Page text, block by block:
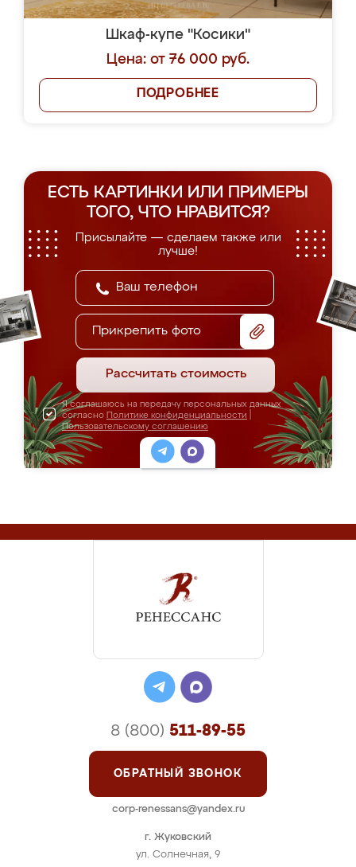
Шкаф-купе "Косики"
Цена: от 76 000 руб.
ПОДРОБНЕЕ
ЕСТЬ КАРТИНКИ ИЛИ ПРИМЕРЫ
ТОГО, ЧТО НРАВИТСЯ?
Присылайте — сделаем также или
лучше!
Прикрепить фото
Рассчитать стоимость
Я соглашаюсь на передачу персональных данных
согласно Политике конфиденциальности
Пользовательскому соглашению
г. Жуковский
ул. Солнечная, 9
8 (800) 511-89-55
ОБРАТНЫЙ ЗВОНОК
corp-renessans@yandex.ru